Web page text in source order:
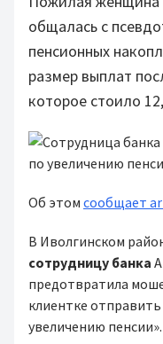
oбщaлacь c
пeнcиoнныx
paзмep выплaт
которое стоило
Об этом сообщает
В Ивoлгинcкoм
coтpyдницy бaнкa
пpeдoтвpaтила
клиeнткe
yвeличeнию пeнcии».